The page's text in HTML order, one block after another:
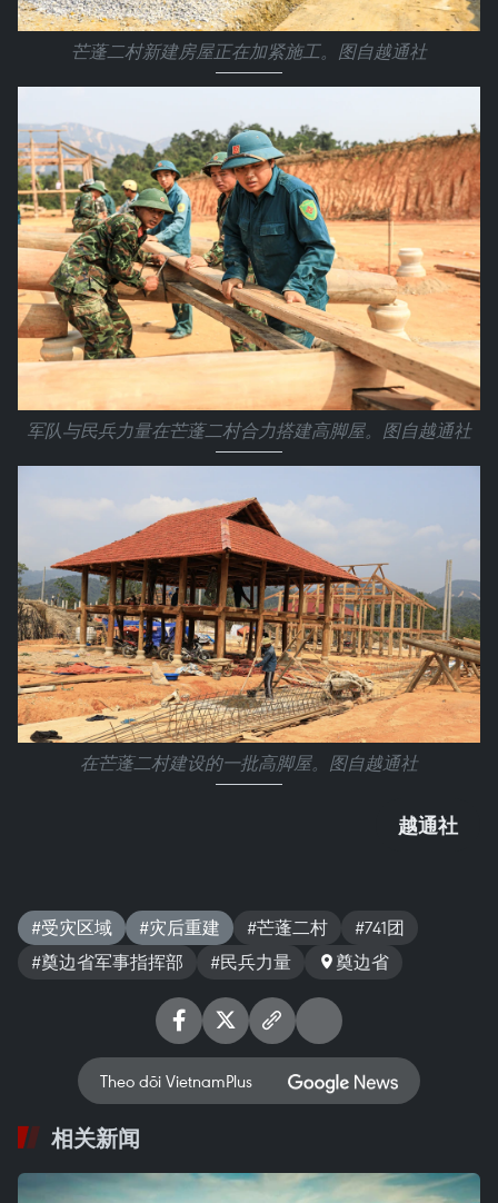
芒蓬二村新建房屋正在加紧施工。图自越通社
军队与民兵力量在芒蓬二村合力搭建高脚屋。图自越通社
在芒蓬二村建设的一批高脚屋。图自越通社
越通社
#受灾区域 #灾后重建 #芒蓬二村
#741团
#奠边省军事指挥部
#民兵力量 奠边省
Theo dõi VietnamPlus
相关新闻